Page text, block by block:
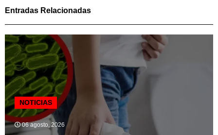
Entradas Relacionadas
NOTICIAS
06 agosto, 2026